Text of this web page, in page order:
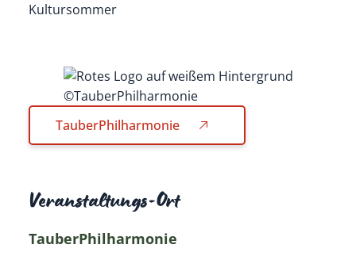
Kultursommer
©TauberPhilharmonie
TauberPhilharmonie
Veranstaltungs-Ort
TauberPhilharmonie